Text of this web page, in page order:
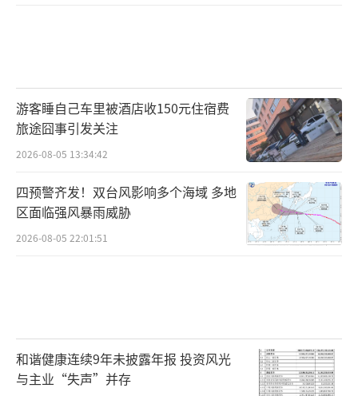
游客睡自己车里被酒店收150元住宿费
旅途囧事引发关注
2026-08-05 13:34:42
四预警齐发！双台风影响多个海域 多地
区面临强风暴雨威胁
2026-08-05 22:01:51
和谐健康连续9年未披露年报 投资风光
与主业“失声”并存